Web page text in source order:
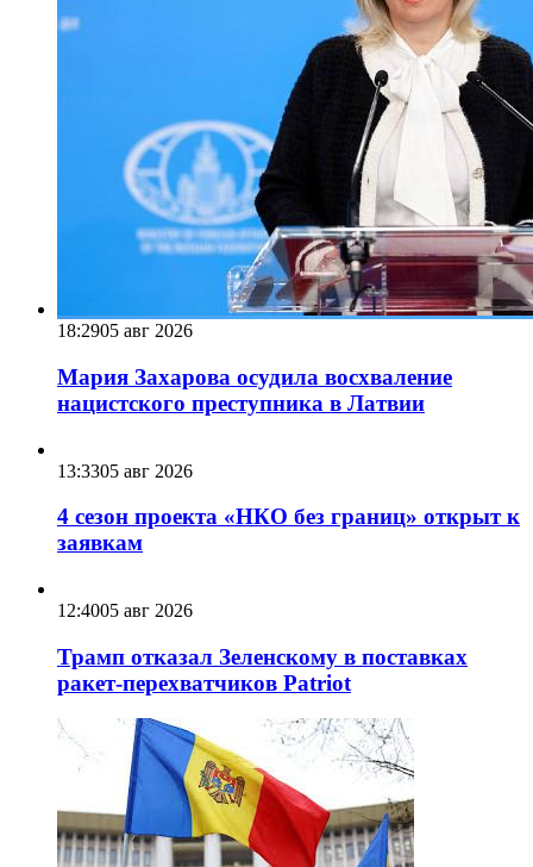
18:2905 авг 2026
Мария Захарова осудила восхваление
нацистского преступника в Латвии
13:3305 авг 2026
4 сезон проекта «НКО без границ» открыт к
заявкам
12:4005 авг 2026
Трамп отказал Зеленскому в поставках
ракет-перехватчиков Patriot